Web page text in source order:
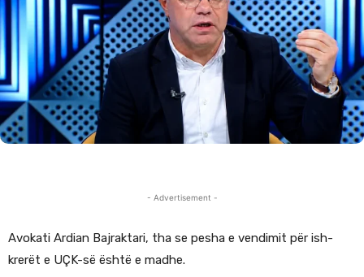
- Advertisement -
Avokati Ardian Bajraktari, tha se pesha e vendimit për ish-
krerët e UÇK-së është e madhe.